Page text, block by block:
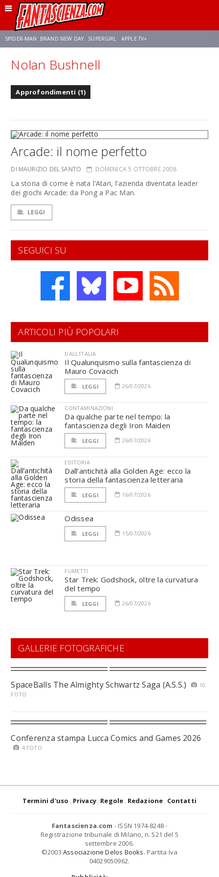
SPIDER-MAN: BRAND NEW DAY SUPERGIRL APPLE TV+
FRANCO RICCIARDIELLO ZENDAYA
Nolan Bushnell
Approfondimenti (1)
Arcade: il nome perfetto
DI MAURIZIO DEL SANTO DOMENICA 5 OTTOBRE 2008
La storia di come è nata l'Atari, l'azienda diventata leader
dei giochi Arcade: da Pong a Pac Man.
LEGGI
SEGUICI SU
ARTICOLI PIÙ POPOLARI
DALL'ITALIA
Il Qualunquismo sulla fantascienza di
Mauro Covacich
LEGGI 26/07/2026
CONTAMINAZIONI
Da qualche parte nel tempo: la
fantascienza degli Iron Maiden
LEGGI 26/07/2026
EDITORIA
Dall’antichità alla Golden Age: ecco la
storia della fantascienza letteraria
LEGGI 16/07/2026
Odissea
LEGGI 15/07/2026
FUMETTI
Star Trek: Godshock, oltre la curvatura
del tempo
LEGGI 26/07/2026
GALLERIE FOTOGRAFICHE
SpaceBalls The Almighty Schwartz Saga (A.S.S.)
10
FOTO
Conferenza stampa Lucca Comics and Games 2026
4 FOTO
Termini d'uso Privacy Regole Redazione Contatti
Fantascienza.com - ISSN 1974-8248 -
Registrazione tribunale di Milano, n. 521 del 5
settembre 2006.
©2003 Associazione Delos Books. Partita Iva
04029050962.